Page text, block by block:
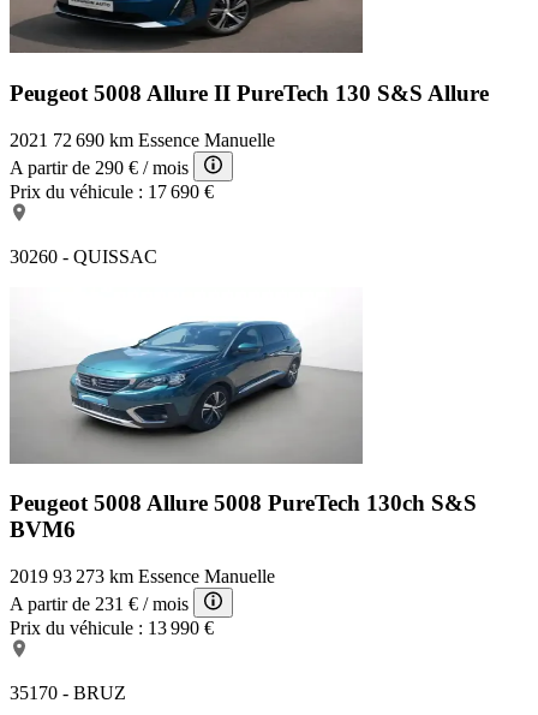
Peugeot 5008 Allure II PureTech 130 S&S Allure
2021 72 690 km Essence Manuelle
A partir de 290 € / mois
Prix du véhicule : 17 690 €
30260 - QUISSAC
Peugeot 5008 Allure 5008 PureTech 130ch S&S
BVM6
2019 93 273 km Essence Manuelle
A partir de 231 € / mois
Prix du véhicule : 13 990 €
35170 - BRUZ